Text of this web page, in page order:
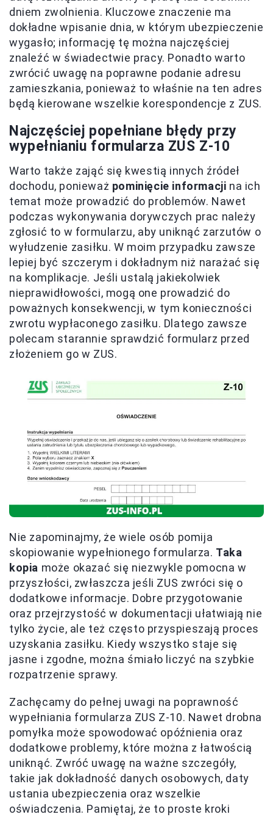
dniem zwolnienia. Kluczowe znaczenie ma
dokładne wpisanie dnia, w którym ubezpieczenie
wygasło; informację tę można najczęściej
znaleźć w świadectwie pracy. Ponadto warto
zwrócić uwagę na poprawne podanie adresu
zamieszkania, ponieważ to właśnie na ten adres
będą kierowane wszelkie korespondencje z ZUS.
Najczęściej popełniane błędy przy
wypełnianiu formularza ZUS Z-10
Warto także zająć się kwestią innych źródeł
dochodu, ponieważ pominięcie informacji na ich
temat może prowadzić do problemów. Nawet
podczas wykonywania dorywczych prac należy
zgłosić to w formularzu, aby uniknąć zarzutów o
wyłudzenie zasiłku. W moim przypadku zawsze
lepiej być szczerym i dokładnym niż narażać się
na komplikacje. Jeśli ustalą jakiekolwiek
nieprawidłowości, mogą one prowadzić do
poważnych konsekwencji, w tym konieczności
zwrotu wypłaconego zasiłku. Dlatego zawsze
polecam starannie sprawdzić formularz przed
złożeniem go w ZUS.
Nie zapominajmy, że wiele osób pomija
skopiowanie wypełnionego formularza. Taka
kopia może okazać się niezwykle pomocna w
przyszłości, zwłaszcza jeśli ZUS zwróci się o
dodatkowe informacje. Dobre przygotowanie
oraz przejrzystość w dokumentacji ułatwiają nie
tylko życie, ale też często przyspieszają proces
uzyskania zasiłku. Kiedy wszystko staje się
jasne i zgodne, można śmiało liczyć na szybkie
rozpatrzenie sprawy.
Zachęcamy do pełnej uwagi na poprawność
wypełniania formularza ZUS Z-10. Nawet drobna
pomyłka może spowodować opóźnienia oraz
dodatkowe problemy, które można z łatwością
uniknąć. Zwróć uwagę na ważne szczegóły,
takie jak dokładność danych osobowych, daty
ustania ubezpieczenia oraz wszelkie
oświadczenia. Pamiętaj, że to proste kroki